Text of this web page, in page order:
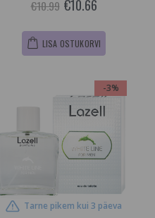
€10.99 €10.66
LISA OSTUKORVI
-3%
Tarne pikem kui 3 päeva